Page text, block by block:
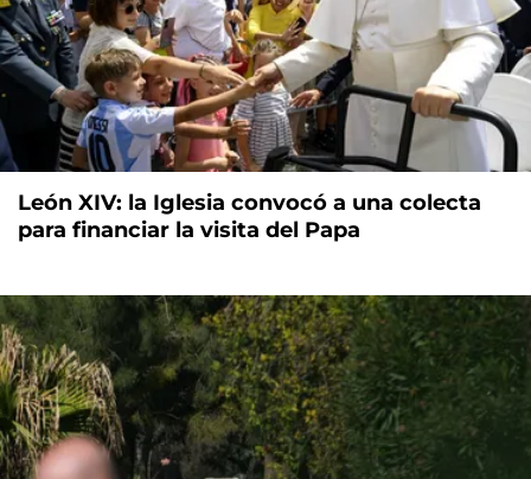
León XIV: la Iglesia convocó a una colecta
para financiar la visita del Papa